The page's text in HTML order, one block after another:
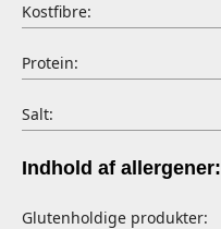
Kostfibre:
Protein:
Salt:
Indhold af allergener:
Glutenholdige produkter: